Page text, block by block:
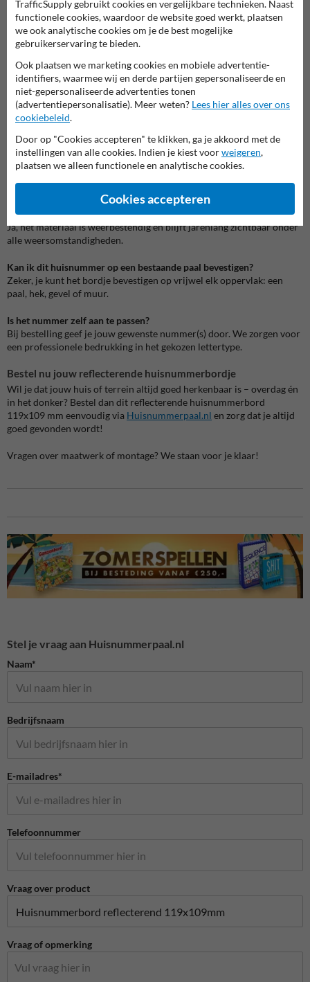
Goed zichtbaar en duurzaam genummerd
Een goed leesbaar huisnummer voorkomt verwarring en zorgt dat je
snel en makkelijk gevonden wordt. Dit reflecterende nummerbordje
is een veelgekozen standaardmaat en past zowel in landelijke als
moderne omgevingen.
Zoek je een andere maat of stijl? Bekijk dan ons complete aanbod
huisnummerbordjesof ontdek alle opties in de categorie
huisnummerpalen en -bordjes
Liever meer zichtbaarheid vanaf de straat? Combineer dit bordje met
een bijpassende huisnummerpaal en ontdek in dit handige artikel
alles over reflecterende huisnummerpalen.
Veelgestelde vragen
Is dit bordje geschikt voor buitengebruik?
Ja, het materiaal is weerbestendig en blijft jarenlang zichtbaar onder
alle weersomstandigheden.
Kan ik dit huisnummer op een bestaande paal bevestigen?
Zeker, je kunt het bordje bevestigen op vrijwel elk oppervlak: een
paal, hek, gevel of muur.
Is het nummer zelf aan te passen?
Bij bestelling geef je jouw gewenste nummer(s) door. We zorgen voor
een professionele bedrukking in het gekozen lettertype.
Bestel nu jouw reflecterende huisnummerbordje
Wil je dat jouw huis of terrein altijd goed herkenbaar is – overdag én
in het donker? Bestel dan dit reflecterende huisnummerbord
119x109 mm eenvoudig via Huisnummerpaal.nl en zorg dat je altijd
goed gevonden wordt!
Vragen over maatwerk of montage? We staan voor je klaar!
Stel je vraag aan Huisnummerpaal.nl
Naam*
Bedrijfsnaam
E-mailadres*
Telefoonnummer
Vraag over product
Vraag of opmerking
TrafficSupply gebruikt cookies en vergelijkbare technieken. Naast
functionele cookies, waardoor de website goed werkt, plaatsen
we ook analytische cookies om je de best mogelijke
gebruikerservaring te bieden.
Ook plaatsen we marketing cookies en mobiele advertentie-
identifiers, waarmee wij en derde partijen gepersonaliseerde en
niet-gepersonaliseerde advertenties tonen
(advertentiepersonalisatie). Meer weten? Lees hier alles over ons
cookiebeleid.
Door op "Cookies accepteren" te klikken, ga je akkoord met de
instellingen van alle cookies. Indien je kiest voorweigeren,
plaatsen we alleen functionele en analytische cookies.
Cookies accepteren